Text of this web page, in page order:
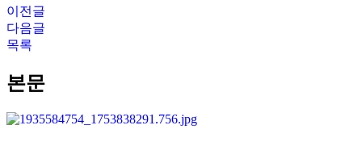
이전글
다음글
목록
본문